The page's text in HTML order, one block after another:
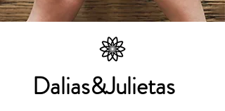
Dalias&Julietas